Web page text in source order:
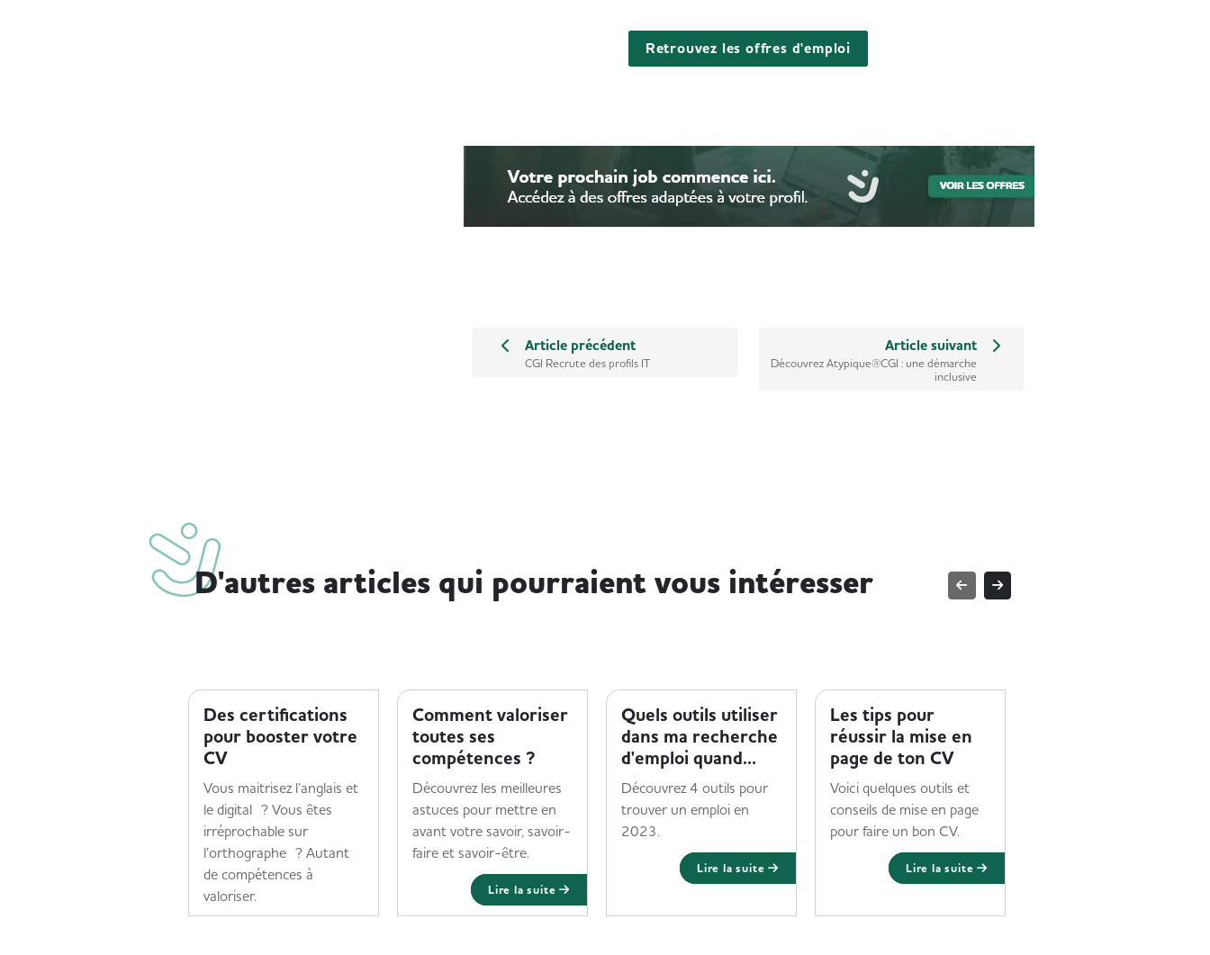
Retrouvez les offres d'emploi
Article précédent
CGI Recrute des profils IT
Article suivant
Découvrez Atypique@CGI : une démarche
inclusive
D'autres articles qui pourraient vous intéresser
Des certifications
pour booster votre
CV
Vous maitrisez l’anglais et
le digital ? Vous êtes
irréprochable sur
l’orthographe ? Autant
de compétences à
valoriser.
Comment valoriser
toutes ses
compétences ?
Découvrez les meilleures
astuces pour mettre en
avant votre savoir, savoir-
faire et savoir-être.
Lire la suite
Quels outils utiliser
dans ma recherche
d'emploi quand...
Découvrez 4 outils pour
trouver un emploi en
2023.
Lire la suite
Les tips pour
réussir la mise en
page de ton CV
Voici quelques outils et
conseils de mise en page
pour faire un bon CV.
Lire la suite